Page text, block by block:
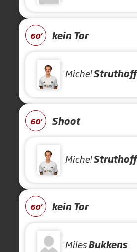
60' kein Tor
MichelStruthoff
60' Shoot
MichelStruthoff
60' kein Tor
MilesBukkens